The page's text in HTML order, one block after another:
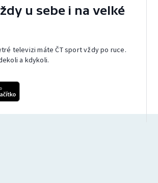
u sebe i na velké
televizi máte ČT sport vždy po ruce.
a kdykoli.